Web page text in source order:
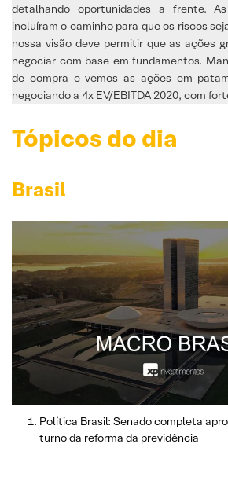
detalhando oportunidades a frente.
incluíram o caminho para que os riscos
nossa visão deve permitir que as ações
negociar com base em fundamentos.
de compra e vemos as ações em
negociando a 4x EV/EBITDA 2020, com
Tópicos do dia
Brasil
Política Brasil: Senado completa
turno da reforma da previdência